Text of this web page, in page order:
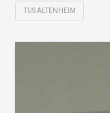
TUS ALTENHEIM